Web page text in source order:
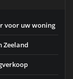
voor uw woning
Zeeland